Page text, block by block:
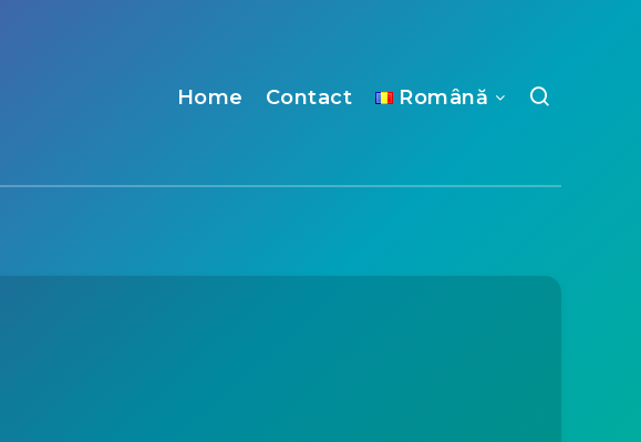
Home Contact Română